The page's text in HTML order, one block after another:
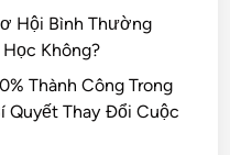
Hội Bình Thường
Không?
Thành Công Trong
Quyết Thay Đổi Cuộc